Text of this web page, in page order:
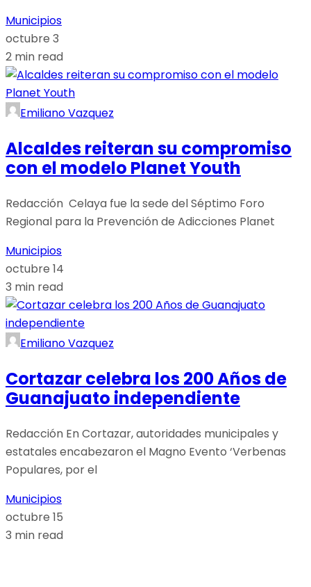
Municipios
octubre 3
2 min read
Emiliano Vazquez
Alcaldes reiteran su compromiso
con el modelo Planet Youth
Redacción Celaya fue la sede del Séptimo Foro
Regional para la Prevención de Adicciones Planet
Municipios
octubre 14
3 min read
Emiliano Vazquez
Cortazar celebra los 200 Años de
Guanajuato independiente
Redacción En Cortazar, autoridades municipales y
estatales encabezaron el Magno Evento ‘Verbenas
Populares, por el
Municipios
octubre 15
3 min read